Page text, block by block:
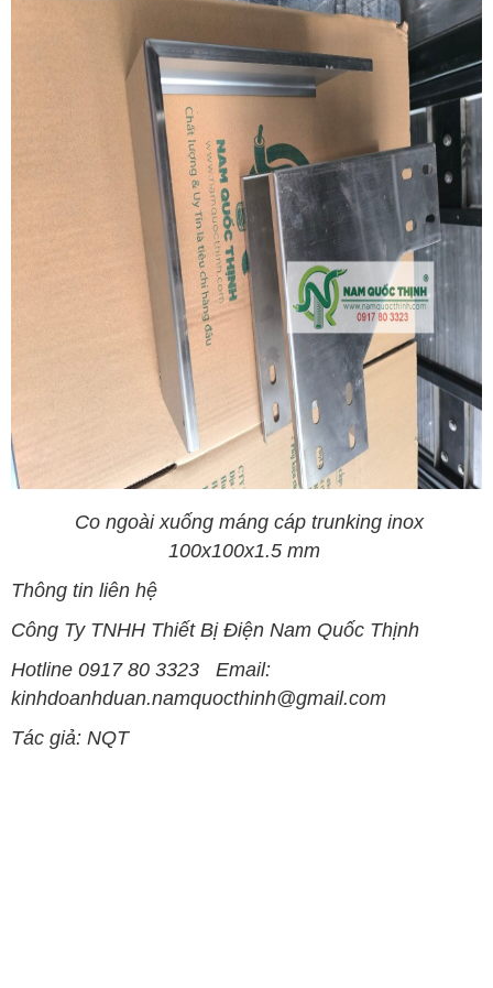
Co ngoài xuống máng cáp trunking inox
100x100x1.5 mm
Thông tin liên hệ
Công Ty TNHH Thiết Bị Điện Nam Quốc Thịnh
Hotline 0917 80 3323 Email:
kinhdoanhduan.namquocthinh@gmail.com
Tác giả: NQT